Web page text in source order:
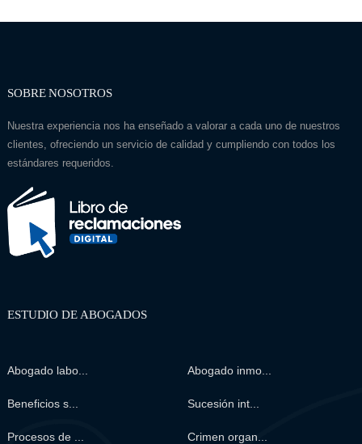
SOBRE NOSOTROS
Nuestra experiencia nos ha enseñado a valorar a cada uno de nuestros
clientes, ofreciendo un servicio de calidad y cumpliendo con todos los
estándares requeridos.
ESTUDIO DE ABOGADOS
Abogado labo... Abogado inmo...
Beneficios s... Sucesión int...
Procesos de ... Crimen organ...